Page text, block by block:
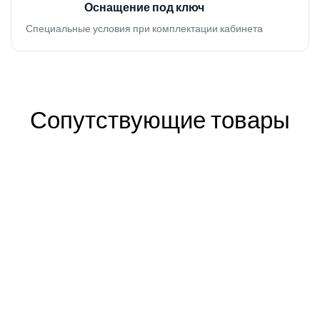
Оснащение под ключ
Специальные условия при комплектации кабинета
Сопутствующие товары